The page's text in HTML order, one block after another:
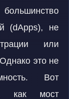
(dApps), не
или
это не
Вот
как мост